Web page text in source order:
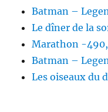
Batman –
Le dîner de la
Marathon -490,
Batman –
Les oiseaux du